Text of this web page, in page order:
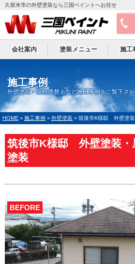
久留米市の外壁塗装なら三国ペイントへお任せ
会社案内 塗装メニュー 施工
施工事例
外壁塗装・屋根塗替えなど施工事例をご覧下さい
HOME > 施工事例 > 外壁塗装 > 筑後市K様邸 外壁塗装
筑後市K様邸 外壁塗装・
塗装
BEFORE